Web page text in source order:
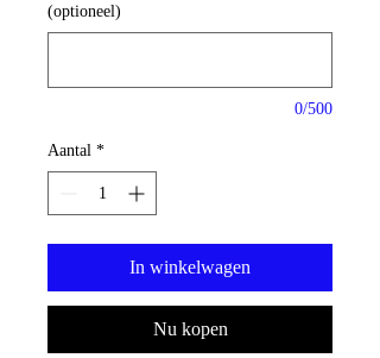
(optioneel)
0/500
Aantal *
In winkelwagen
Nu kopen